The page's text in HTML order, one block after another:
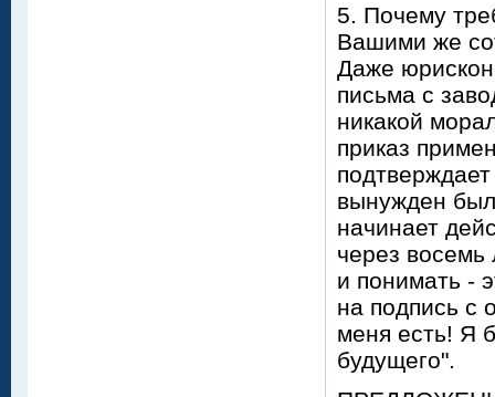
5. Почему
Вашими же
Даже
письма с
никакой
приказ
вынужден
начинает
через восемь
и понимать -
на подпись с
меня есть! Я
будущего".